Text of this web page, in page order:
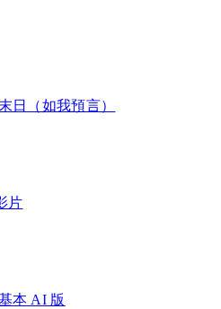
日（如我預言）
片
本 AI 版